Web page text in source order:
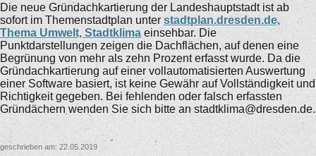
Die neue Gründachkartierung der Landeshauptstadt ist ab
sofort im Themenstadtplan unter stadtplan.dresden.de,
Thema Umwelt, Stadtklima einsehbar. Die
Punktdarstellungen zeigen die Dachflächen, auf denen eine
Begrünung von mehr als zehn Prozent erfasst wurde. Da die
Gründachkartierung auf einer vollautomatisierten Auswertung
einer Software basiert, ist keine Gewähr auf Vollständigkeit und
Richtigkeit gegeben. Bei fehlenden oder falsch erfassten
Gründächern wenden Sie sich bitte an stadtklima@dresden.de.
geschrieben am: 22.05.2019